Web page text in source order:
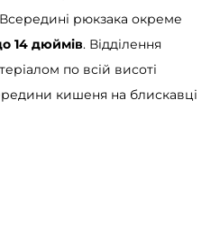
рюкзака окреме
14 дюймів. Відділення
по всій висоті
кишеня на блискавці